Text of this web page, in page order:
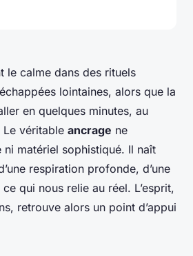
le calme dans des rituels
lointaines, alors que la
en quelques minutes, au
véritable ancrage ne
ni matériel sophistiqué. Il naît
respiration profonde, d’une
qui nous relie au réel. L’esprit,
retrouve alors un point d’appui